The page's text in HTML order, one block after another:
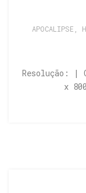
APOCALIPSE
Resolução: |
x